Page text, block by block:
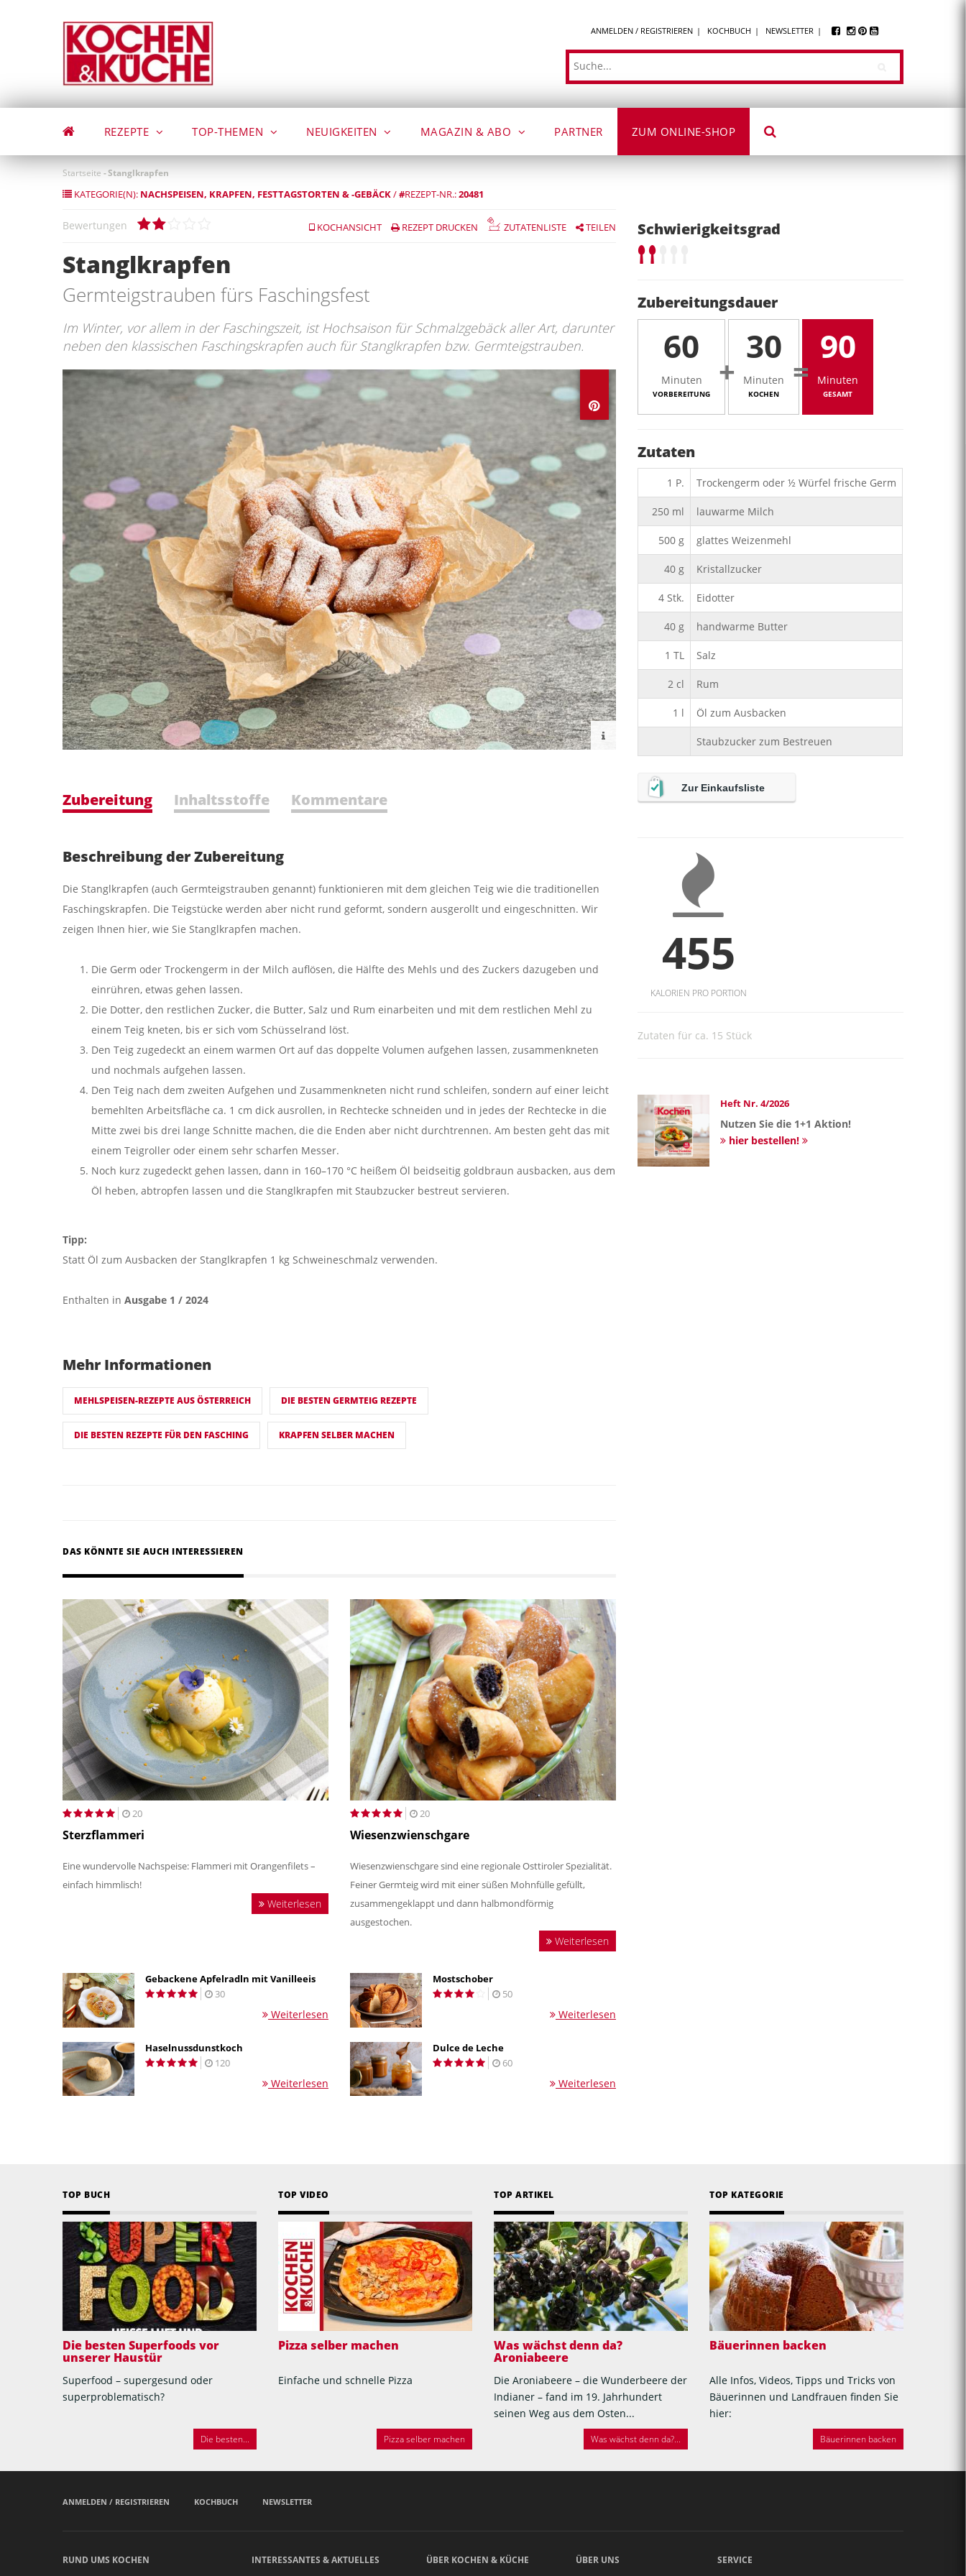
ANMELDEN / REGISTRIEREN KOCHBUCH NEWSLETTER
Suche
REZEPTE TOP-THEMEN NEUIGKEITEN MAGAZIN & ABO PARTNER ZUM ONLINE-SHOP
Startseite -Stanglkrapfen
KATEGORIE(N): NACHSPEISEN KRAPFEN FESTTAGSTORTEN & -GEBÄCK/#REZEPT-NR.:20481
Bewertungen KOCHANSICHT REZEPT DRUCKEN ZUTATENLISTE TEILEN
Stanglkrapfen
Germteigstrauben fürs Faschingsfest
Im Winter, vor allem in der Faschingszeit, ist Hochsaison für Schmalzgebäck aller Art, darunter
neben den klassischen Faschingskrapfen auch für Stanglkrapfen bzw. Germteigstrauben.
Zubereitung Inhaltsstoffe Kommentare
Beschreibung der Zubereitung
Die Stanglkrapfen (auch Germteig­strauben genannt) funktionieren mit dem gleichen Teig wie die traditionellen
Faschingskrapfen. Die Teigstücke werden aber nicht rund geformt, sondern ausgerollt und eingeschnitten. Wir
zeigen Ihnen hier, wie Sie Stanglkrapfen machen.
Die Germ oder Trockengerm in der Milch auflösen, die Hälfte des Mehls und des Zuckers dazugeben und
ein­rühren, etwas gehen lassen.
Die Dotter, den restlichen Zucker, die Butter, Salz und Rum einarbeiten und mit dem restlichen Mehl zu
einem Teig kneten, bis er sich vom Schüsselrand löst.
Den Teig zugedeckt an einem warmen Ort auf das doppelte Volu­men aufgehen lassen, zusammenkneten
und nochmals aufgehen lassen.
Den Teig nach dem zweiten Aufgehen und Zusammenkneten nicht rund schleifen, sondern auf einer leicht
bemehlten Arbeitsfläche ca. 1 cm dick ausrollen, in Rechtecke schneiden und in jedes der Rechtecke in die
Mitte zwei bis drei lange Schnitte machen, die die Enden aber nicht durchtren­nen. Am besten geht das mit
einem Teigroller oder einem sehr scharfen Messer.
Noch kurz zugedeckt gehen lassen, dann in 160–170 °C heißem Öl beid­seitig goldbraun ausbacken, aus dem
Öl heben, abtropfen lassen und die Stanglkrapfen mit Staubzucker bestreut servieren.
Tipp:
Statt Öl zum Ausbacken der Stanglkrapfen 1 kg Schweineschmalz verwenden.
Enthalten in Ausgabe 1 / 2024
Mehr Informationen
MEHLSPEISEN-REZEPTE AUS ÖSTERREICH DIE BESTEN GERMTEIG REZEPTE
DIE BESTEN REZEPTE FÜR DEN FASCHING KRAPFEN SELBER MACHEN
DAS KÖNNTE SIE AUCH INTERESSIEREN
20
Sterzflammeri
Eine wundervolle Nachspeise: Flammeri mit Orangenfilets –
einfach himmlisch!
Weiterlesen
20
Wiesenzwienschgare
Wiesenzwienschgare sind eine regionale Osttiroler Spezialität.
Feiner Germteig wird mit einer süßen Mohnfülle gefüllt,
zusammengeklappt und dann halbmondförmig
ausgestochen.
Weiterlesen
Gebackene Apfelradln mit Vanilleeis
30
Weiterlesen
Mostschober
50
Weiterlesen
Haselnussdunstkoch
120
Weiterlesen
Dulce de Leche
60
Weiterlesen
Schwierigkeitsgrad
Zubereitungsdauer
60
Minuten
VORBEREITUNG
+
30
Minuten
KOCHEN
=
90
Minuten
GESAMT
Zutaten
1 P. Trockengerm oder ½ Würfel frische Germ
250 ml lauwarme Milch
500 g glattes Weizenmehl
40 g Kristallzucker
4 Stk. Eidotter
40 g handwarme Butter
1 TL Salz
2 cl Rum
1 l Öl zum Ausbacken
Staubzucker zum Bestreuen
Zur Einkaufsliste
455
KALORIEN PRO PORTION
Zutaten für ca. 15 Stück
Heft Nr. 4/2026
Nutzen Sie die 1+1 Aktion!
hier bestellen!
TOP BUCH
Die besten Superfoods vor
unserer Haustür
Superfood – supergesund oder
superproblematisch?
Die besten...
TOP VIDEO
Pizza selber machen
Einfache und schnelle Pizza
Pizza selber machen
TOP ARTIKEL
Was wächst denn da?
Aroniabeere
Die Aroniabeere – die Wunderbeere der
Indianer – fand im 19. Jahrhundert
seinen Weg aus dem Osten...
Was wächst denn da?...
TOP KATEGORIE
Bäuerinnen backen
Alle Infos, Videos, Tipps und Tricks von
Bäuerinnen und Landfrauen finden Sie
hier:
Bäuerinnen backen
ANMELDEN / REGISTRIEREN KOCHBUCH NEWSLETTER
RUND UMS KOCHEN INTERESSANTES & AKTUELLES ÜBER KOCHEN & KÜCHE ÜBER UNS SERVICE